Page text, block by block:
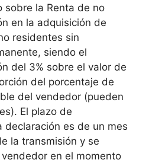
sobre la Renta de no
en la adquisición de
residentes sin
siendo el
del 3% sobre el valor de
del porcentaje de
del vendedor (pueden
El plazo de
declaración es de un mes
la transmisión y se
en el momento